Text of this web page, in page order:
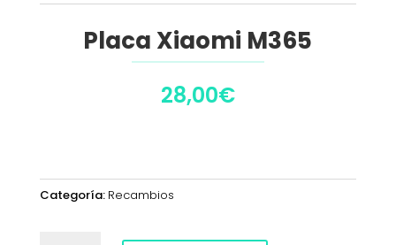
Placa Xiaomi M365
28,00€
Categoría: Recambios